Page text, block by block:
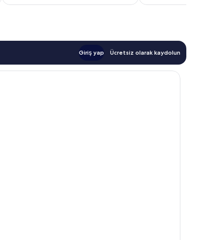
Giriş yap Ücretsiz olarak kaydolun